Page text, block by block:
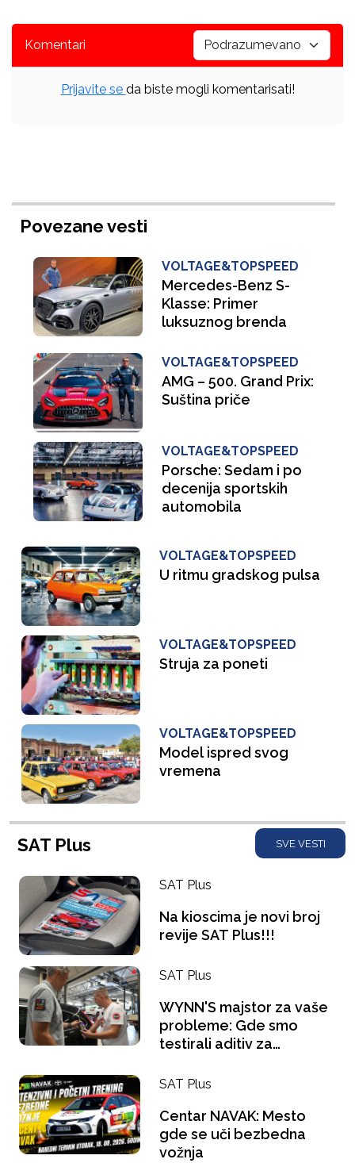
Komentari
Prijavite se da biste mogli komentarisati!
Povezane vesti
VOLTAGE&TOPSPEED
Mercedes-Benz S-
Klasse: Primer
luksuznog brenda
VOLTAGE&TOPSPEED
AMG – 500. Grand Prix:
Suština priče
VOLTAGE&TOPSPEED
Porsche: Sedam i po
decenija sportskih
automobila
VOLTAGE&TOPSPEED
U ritmu gradskog pulsa
VOLTAGE&TOPSPEED
Struja za poneti
VOLTAGE&TOPSPEED
Model ispred svog
vremena
SAT Plus SVE VESTI
SAT Plus
Na kioscima je novi broj
revije SAT Plus!!!
SAT Plus
WYNN'S majstor za vaše
probleme: Gde smo
testirali aditiv za
na pauzi za kafu?
SAT Plus
Centar NAVAK: Mesto
gde se uči bezbedna
vožnja